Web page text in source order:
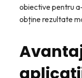
obiective pentru
obține rezultate